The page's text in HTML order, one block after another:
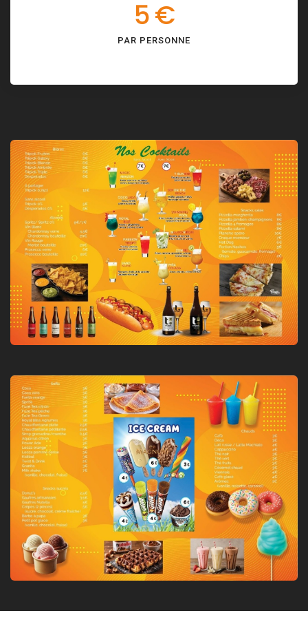
5 €
PAR PERSONNE